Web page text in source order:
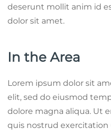
deserunt mollit anim id
dolor sit amet.
In the Area
Lorem ipsum dolor sit
elit, sed do eiusmod
dolore magna aliqua. Ut
quis nostrud exercitation